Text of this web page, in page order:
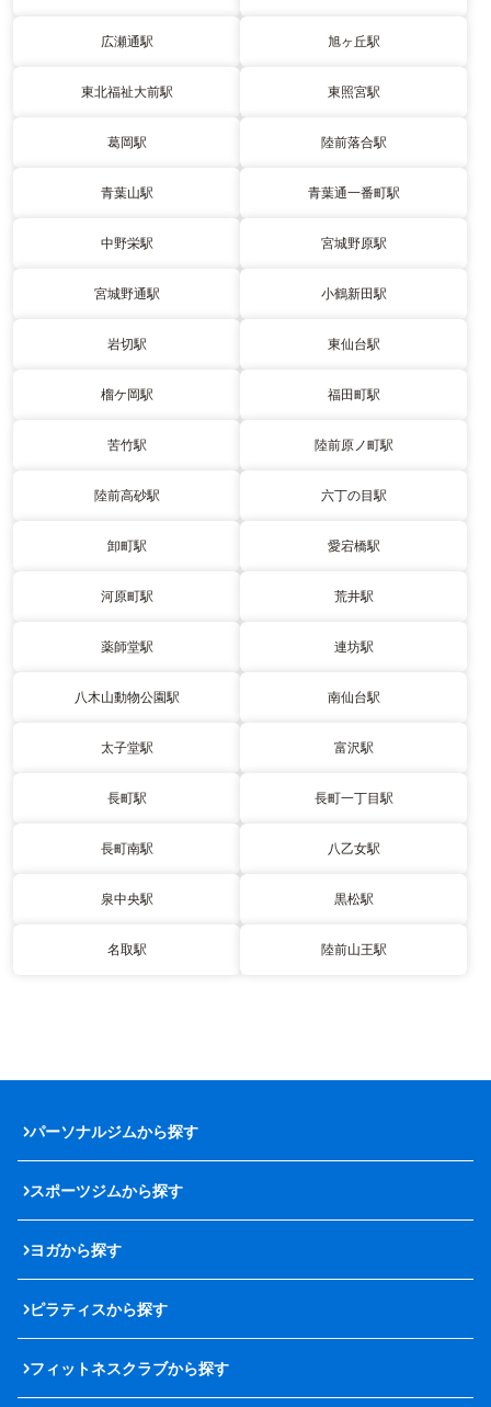
広瀬通駅 旭ヶ丘駅
東北福祉大前駅 東照宮駅
葛岡駅 陸前落合駅
青葉山駅 青葉通一番町駅
中野栄駅 宮城野原駅
宮城野通駅 小鶴新田駅
岩切駅 東仙台駅
榴ケ岡駅 福田町駅
苦竹駅 陸前原ノ町駅
陸前高砂駅 六丁の目駅
卸町駅 愛宕橋駅
河原町駅 荒井駅
薬師堂駅 連坊駅
八木山動物公園駅 南仙台駅
太子堂駅 富沢駅
長町駅 長町一丁目駅
長町南駅 八乙女駅
泉中央駅 黒松駅
名取駅 陸前山王駅
パーソナルジムから探す
スポーツジムから探す
ヨガから探す
ピラティスから探す
フィットネスクラブから探す